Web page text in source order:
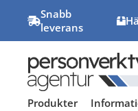
Snabb
leverans
Produkter